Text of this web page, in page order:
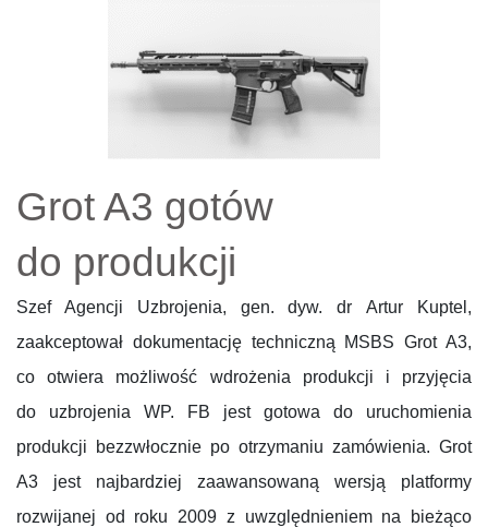
Grot A3 gotów
do produkcji
Szef Agencji Uzbrojenia, gen. dyw. dr Artur Kuptel,
zaakceptował dokumentację techniczną MSBS Grot A3,
co otwiera możliwość wdrożenia produkcji i przyjęcia
do uzbrojenia WP. FB jest gotowa do uruchomienia
produkcji bezzwłocznie po otrzymaniu zamówienia. Grot
A3 jest najbardziej zaawansowaną wersją platformy
rozwijanej od roku 2009 z uwzględnieniem na bieżąco